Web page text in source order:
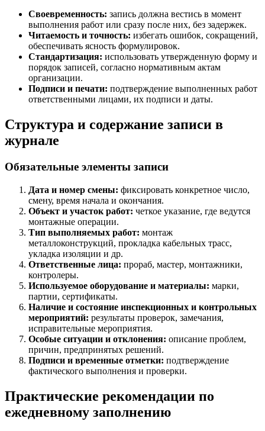
Своевременность: запись должна вестись в момент
выполнения работ или сразу после них, без задержек.
Читаемость и точность: избегать ошибок, сокращений,
обеспечивать ясность формулировок.
Стандартизация: использовать утвержденную форму и
порядок записей, согласно нормативным актам
организации.
Подписи и печати: подтверждение выполненных работ
ответственными лицами, их подписи и даты.
Структура и содержание записи в
журнале
Обязательные элементы записи
Дата и номер смены: фиксировать конкретное число,
смену, время начала и окончания.
Объект и участок работ: четкое указание, где ведутся
монтажные операции.
Тип выполняемых работ: монтаж
металлоконструкций, прокладка кабельных трасс,
укладка изоляции и др.
Ответственные лица: прораб, мастер, монтажники,
контролеры.
Используемое оборудование и материалы: марки,
партии, сертификаты.
Наличие и состояние инспекционных и контрольных
мероприятий: результаты проверок, замечания,
исправительные мероприятия.
Особые ситуации и отклонения: описание проблем,
причин, предпринятых решений.
Подписи и временные отметки: подтверждение
фактического выполнения и проверки.
Практические рекомендации по
ежедневному заполнению